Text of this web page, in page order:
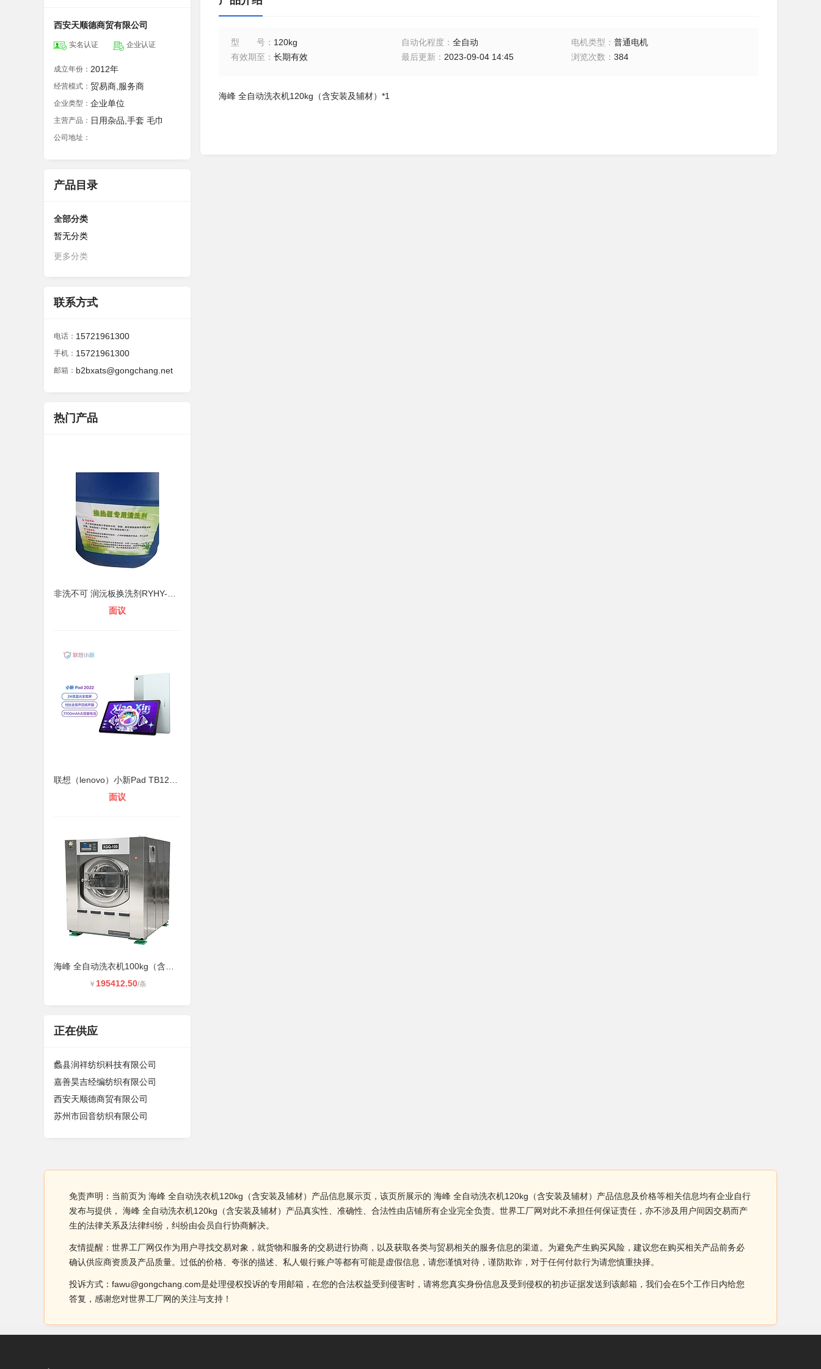
西安天顺德商贸有限公司
实名认证 企业认证
成立年份： 2012年
经营模式： 贸易商,服务商
企业类型： 企业单位
主营产品： 日用杂品,手套 毛巾
公司地址：
产品目录
全部分类
暂无分类
更多分类
联系方式
电话： 15721961300
手机： 15721961300
邮箱： b2bxats@gongchang.net
热门产品
面议
面议
￥ 195412.50/条
正在供应
蠡县润祥纺织科技有限公司
嘉善昊吉经编纺织有限公司
西安天顺德商贸有限公司
苏州市回音纺织有限公司
型号 ： 120kg 自动化程度 ： 全自动 电机类型 ：普通电机
有效期至 ： 长期有效 最后更新： 2023-09-04 14:45 浏览次数 ：384
海峰 全自动洗衣机120kg（含安装及辅材）*1
免责声明：当前页为 海峰 全自动洗衣机120kg（含安装及辅材）产品信息展示页，该页所展示的 海峰 全自动洗衣机120kg（含安装及辅材）产品信息及价格等相关信息均有企业自行
发布与提供， 海峰 全自动洗衣机120kg（含安装及辅材）产品真实性、准确性、合法性由店铺所有企业完全负责。世界工厂网对此不承担任何保证责任，亦不涉及用户间因交易而产
生的法律关系及法律纠纷，纠纷由会员自行协商解决。
友情提醒：世界工厂网仅作为用户寻找交易对象，就货物和服务的交易进行协商，以及获取各类与贸易相关的服务信息的渠道。为避免产生购买风险，建议您在购买相关产品前务必
确认供应商资质及产品质量。过低的价格、夸张的描述、私人银行账户等都有可能是虚假信息，请您谨慎对待，谨防欺诈，对于任何付款行为请您慎重抉择。
投诉方式：fawu@gongchang.com是处理侵权投诉的专用邮箱，在您的合法权益受到侵害时，请将您真实身份信息及受到侵权的初步证据发送到该邮箱，我们会在5个工作日内给您
答复，感谢您对世界工厂网的关注与支持！